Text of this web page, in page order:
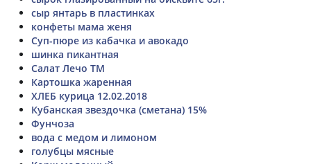
сыр янтарь в пластинках
конфеты мама женя
Суп-пюре из кабачка и авокадо
шинка пикантная
Салат Лечо ТМ
Картошка жаренная
ХЛЕБ курица 12.02.2018
Кубанская звездочка (сметана) 15%
Фунчоза
вода с медом и лимоном
голубцы мясные